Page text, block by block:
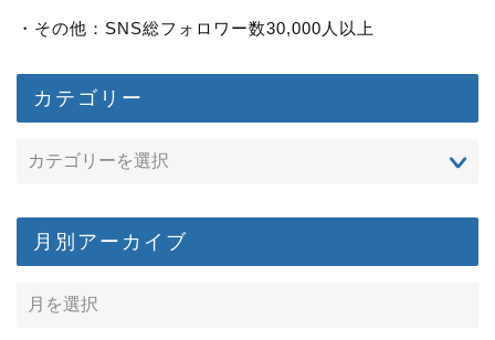
・その他：SNS総フォロワー数30,000人以上
カテゴリー
月別アーカイブ